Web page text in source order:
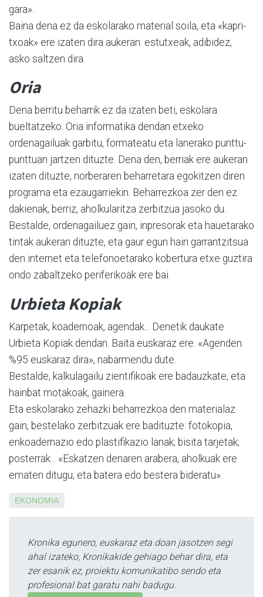
gara».
Baina dena ez da eskolarako material soila, eta «kapri­
txoak» ere izaten dira aukeran: estutxeak, adibidez,
asko saltzen dira.
Oria
Dena berritu beharrik ez da izaten beti, eskolara
bueltatzeko. Oria informatika dendan etxeko
ordenagailuak garbitu, formateatu eta lanerako punttu-
punttuan jartzen dituzte. Dena den, berriak ere aukeran
izaten dituzte, norberaren beharretara egokitzen diren
programa eta ezaugarriekin. Beharrezkoa zer den ez
dakienak, berriz, aholkularitza zerbitzua jasoko du.
Bestalde, ordenagailuez gain, inpresorak eta hauetarako
tintak aukeran dituzte, eta gaur egun hain garrantzitsua
den internet eta telefonoetarako kobertura etxe guztira
ondo zabaltzeko periferikoak ere bai.
Urbieta Kopiak
Karpetak, koadernoak, agendak... Denetik daukate
Urbieta Kopiak dendan. Baita euskaraz ere. «Agenden
%95 euskaraz dira», nabarmendu dute.
Bestalde, kalkulagailu zientifikoak ere badauzkate, eta
hainbat motakoak, gainera.
Eta eskolarako zehazki beharrezkoa den materialaz
gain, bestelako zerbitzuak ere badituzte: fotokopia,
enkoadernazio edo plastifikazio lanak; bisita tarjetak;
posterrak... «Eskatzen denaren arabera, aholkuak ere
ematen ditugu, eta batera edo bestera bideratu».
EKONOMIA
Kronika egunero, euskaraz eta doan jasotzen segi
ahal izateko, Kronikakide gehiago behar dira, eta
zer esanik ez, proiektu komunikatibo sendo eta
profesional bat garatu nahi badugu.